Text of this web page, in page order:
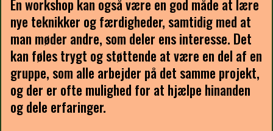
En workshop kan også være en god måde at lære
nye teknikker og færdigheder, samtidig med at
man møder andre, som deler ens interesse. Det
kan føles trygt og støttende at være en del af en
gruppe, som alle arbejder på det samme projekt,
og der er ofte mulighed for at hjælpe hinanden
og dele erfaringer.